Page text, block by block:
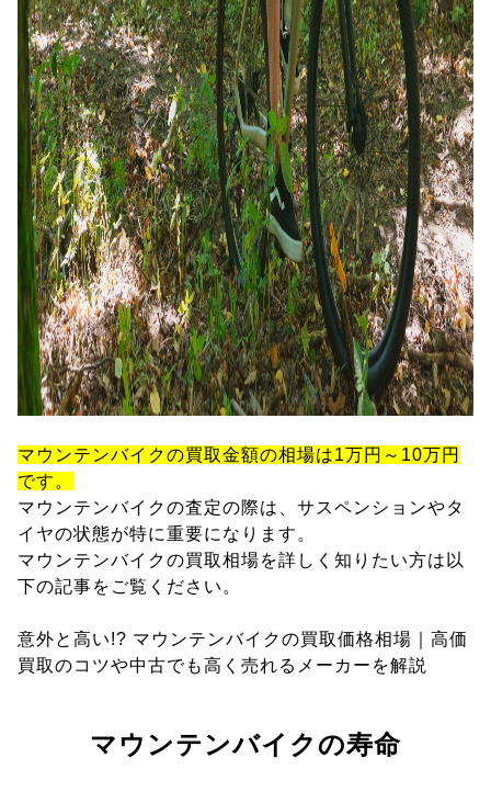
マウンテンバイクの買取金額の相場は1万円～10万円
です。
マウンテンバイクの査定の際は、サスペンションやタ
イヤの状態が特に重要になります。
マウンテンバイクの買取相場を詳しく知りたい方は以
下の記事をご覧ください。
意外と高い!? マウンテンバイクの買取価格相場｜高価
買取のコツや中古でも高く売れるメーカーを解説
マウンテンバイクの寿命